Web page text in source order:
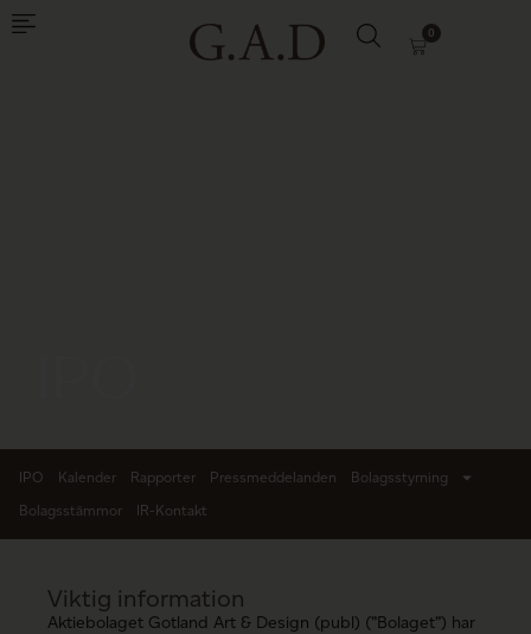
0
IPO Kalender Rapporter Pressmeddelanden
Bolagsstyrning
Bolagsstämmor
IR-Kontakt
Viktig information
Aktiebolaget Gotland Art & Design (publ) (”Bolaget”) har